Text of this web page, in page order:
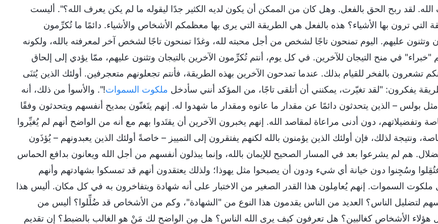
لقد ربح الحق بالفعل. وهل كان من الممكن أن يكون لديه الكثير جدًا ليقوله ما لم يكن يعرف الله؟". أليست
التي ترون بها الأشياء؟ هذه بالفعل هي الطريقة التي يرى بها معظمكم الأشخاص والأشياء. دائمًا ما تُكرِّمون
وتثنون عليهم. اليوم تمنحون تاجًا لشخص من أجل محبته لله، وغدًا تمنحون تاجًا لشخص آخر لمعرفته بالله، ولكونه
"خبراء" في منح التيجان للآخرين. في كل يوم، أنتم تُكرِّمون الآخرين بالتيجان وتثنون عليهم، ممّا يؤدي إلى إلحاق
تشعرون بالفخر للقيام بذلك. عندما تمدحون الآخرين بهذه الطريقة، فأنتم تجعلونهم متعجرفين. أولئك الذين يُثنَى
يفكرون: "لقد تغيّرت، يمكنني أن أتلقى تاجًا، من المؤكد أنني سأدخل ملكوت السموات!". والأسوأ من ذلك، أنه
بولس – الذين يتحدثون دائمًا عن مقدار ما عانوه ومقدار ما شهدوا له. إنهم يتَغنّون بمديح أنفسهم ويتحدثون وفقًا
وتفضيلاتهم، دون أدنى مراعاة لمقاصد الله. إنهم يخبرون الآخرين أن يقتَدوا بهم مع أنه من الواضح أنهم لم يُغيِّروا
ونتيجة لذلك، فإن أولئك الذين يؤمنون بالله لكنهم يفتقرون إلى التمييز – خاصةً أولئك الذين يعبدونهم – يُؤذَون
هم لم يشرعوا بعد في المسار الصحيح للإيمان بالله، وإنما يبذلون أنفسهم من أجل الله ويعانون بدافع الحماس
وسُجِنوا دون خيانة أي شيء ودون أن يصبحوا مثل يهوذا؛ ولذلك يعتقدون أنهم قد تمسكوا بشهادتهم وأنهم
السموات. إنهم يُعامِلون هذا القدر الصغير من الاختبار على أنه شهادة ويتفاخرون به في كل مكان. أليس هذا
لتضليل الناس؟ العديد من الناس يقدمون هذا النوع من "الشهادة"، وكم من الأشخاص قد ضُلِّلوا؟ أليس من
هؤلاء الأشخاص كغالبين؟ هل تعرفون كيف يرى الله الناس؟ هل مِن الواضح لك مَنْ هو الغالب بالضبط؟ إن تقديم